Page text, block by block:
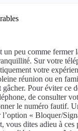
un peu comme fermer
Sur votre
votre
réunion ou en
Pour éviter ce
de consulter
le numéro fautif.
« Bloquer/
vous dites adieu à ces